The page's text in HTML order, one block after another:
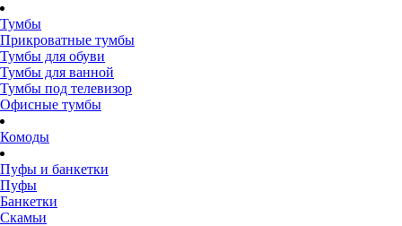
Тумбы
Прикроватные тумбы
Тумбы для обуви
Тумбы для ванной
Тумбы под телевизор
Офисные тумбы
Комоды
Пуфы и банкетки
Пуфы
Банкетки
Скамьи